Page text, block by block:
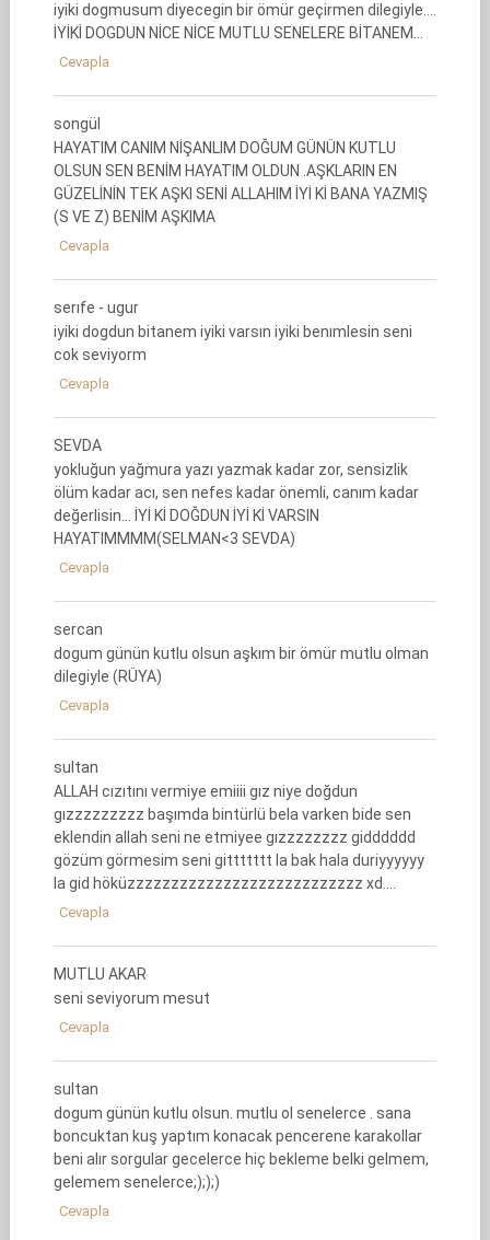
iyiki dogmusum diyecegin bir ömür geçirmen dilegiyle….
İYİKİ DOGDUN NİCE NİCE MUTLU SENELERE BİTANEM…
Cevapla
songül
HAYATIM CANIM NİŞANLIM DOĞUM GÜNÜN KUTLU
OLSUN SEN BENİM HAYATIM OLDUN .AŞKLARIN EN
GÜZELİNİN TEK AŞKI SENİ ALLAHIM İYİ Kİ BANA YAZMIŞ
(S VE Z) BENİM AŞKIMA
Cevapla
serıfe - ugur
iyiki dogdun bitanem iyiki varsın iyiki benımlesin seni
cok seviyorm
Cevapla
SEVDA
yokluğun yağmura yazı yazmak kadar zor, sensizlik
ölüm kadar acı, sen nefes kadar önemli, canım kadar
değerlisin… İYİ Kİ DOĞDUN İYİ Kİ VARSIN
HAYATIMMMM(SELMAN<3 SEVDA)
Cevapla
sercan
dogum günün kutlu olsun aşkım bir ömür mutlu olman
dilegiyle (RÜYA)
Cevapla
sultan
ALLAH cızıtını vermiye emiiii gız niye doğdun
gızzzzzzzzz başımda bintürlü bela varken bide sen
eklendin allah seni ne etmiyee gızzzzzzzz gidddddd
gözüm görmesim seni gittttttt la bak hala duriyyyyyy
la gid höküzzzzzzzzzzzzzzzzzzzzzzzzzzz xd….
Cevapla
MUTLU AKAR
seni seviyorum mesut
Cevapla
sultan
dogum günün kutlu olsun. mutlu ol senelerce . sana
boncuktan kuş yaptım konacak pencerene karakollar
beni alır sorgular gecelerce hiç bekleme belki gelmem,
gelemem senelerce;););)
Cevapla